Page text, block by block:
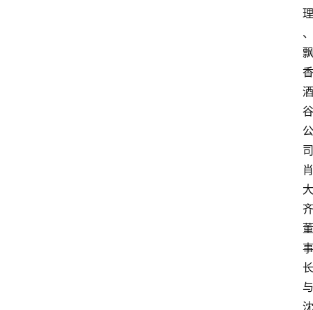
理
、
飘
香
酒
谷
公
司
肖
大
齐
董
事
长
与
沈